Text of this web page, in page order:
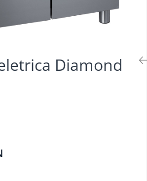
vulcanica
cartofii la cald
flori
suprafata
Diamond